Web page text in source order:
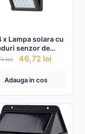
x Lampa solara cu
senzor de
si senzor de
lei 46,72 lei
Adauga in cos